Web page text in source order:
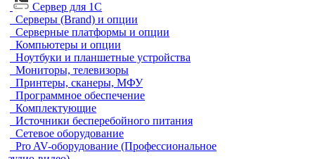
Сервер для 1С
Серверы (Brand) и опции
Серверные платформы и опции
Компьютеры и опции
Ноутбуки и планшетные устройства
Мониторы, телевизоры
Принтеры, сканеры, МФУ
Программное обеспечение
Комплектующие
Источники бесперебойного питания
Сетевое оборудование
Pro AV-оборудование (Профессиональное